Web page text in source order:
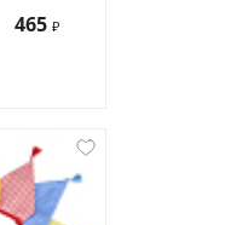
465 ₽